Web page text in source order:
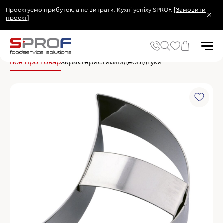
Проєктуємо прибуток, а не витрати. Кухні успіху SPROF. [Замовити
проєкт]
Печі та пароконвектомати
Холодильне та Морозильне обладнання
Овочерізки професійні
Хімія для пароконвектоматів
Хімія для посудомийних машин
Популярні товари
Головна Кухонний посуд та інвентар Хлібопекарський та
Все про товарХарактеристикиВідеоВідгуки